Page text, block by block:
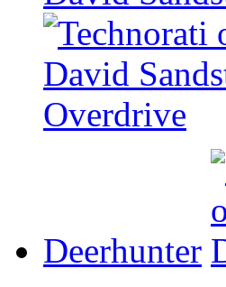
Deerhunter